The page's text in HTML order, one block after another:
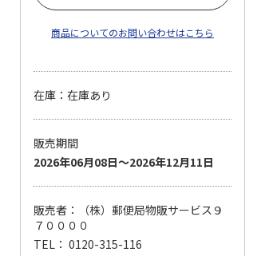
商品についてのお問い合わせはこちら
在庫：在庫あり
販売期間
2026年06月08日～2026年12月11日
販売者：（株）郵便局物販サービス９
７００００
TEL： 0120-315-116